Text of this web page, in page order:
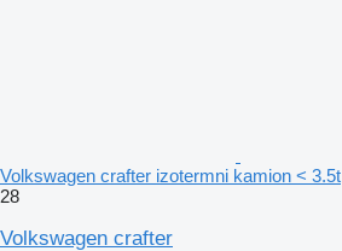
Volkswagen crafter izotermni kamion < 3.5t
28
Volkswagen crafter